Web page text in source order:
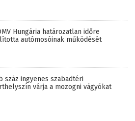
Hungária határozatlan időre
autómosóinak működését
száz ingyenes szabadtéri
várja a mozogni vágyókat